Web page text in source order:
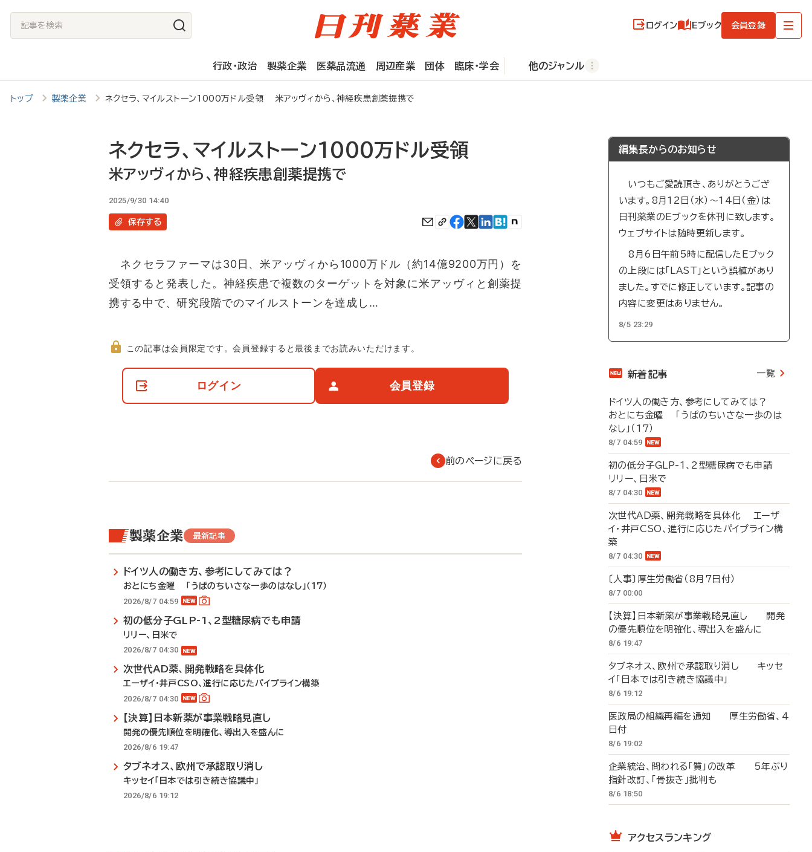
記
事
検
索
ログイン Eブック 会員登録
行政・政治 製薬企業 医薬品流通 周辺産業 団体 臨床・学会 他のジャンル
トップ 製薬企業 ネクセラ、マイルストーン1000万ドル受領 米アッヴィから、神経疾患創薬提携で
ネクセラ、マイルストーン1000万ドル受領
米アッヴィから、神経疾患創薬提携で
2025/9/30 14:40
保存する
ネクセラファーマは30日、米アッヴィから1000万ドル（約14億9200万円）を
受領すると発表した。神経疾患で複数のターゲットを対象に米アッヴィと創薬提
携する中で、研究段階でのマイルストーンを達成し…
て
この記事は会員限定です。会員登録すると最後までお読みいただけます。
ログイン 会員登録
前のページに戻る
製薬企業 最新記事
ドイツ人の働き方、参考にしてみては？
おとにち金曜 「うぱのちいさな一歩のはなし」（17）
2026/8/7 04:59
初の低分子GLP-1、2型糖尿病でも申請
リリー、日米で
2026/8/7 04:30
次世代AD薬、開発戦略を具体化
エーザイ・井戸CSO、進行に応じたパイプライン構築
2026/8/7 04:30
【決算】日本新薬が事業戦略見直し
開発の優先順位を明確化、導出入を盛んに
2026/8/6 19:47
タブネオス、欧州で承認取り消し
キッセイ「日本では引き続き協議中」
2026/8/6 19:12
編集長からのお知らせ
いつもご愛読頂き、ありがとうござ
います。8月12日（水）～14日（金）は
日刊薬業のEブックを休刊に致します。
ウェブサイトは随時更新します。
8月6日午前5時に配信したEブック
の上段には「LAST」という誤植があり
ました。すでに修正しています。記事の
内容に変更はありません。
8/5 23:29
新着記事 一覧
ドイツ人の働き方、参考にしてみては？
おとにち金曜 「うぱのちいさな一歩のは
なし」（17）
8/7 04:59
初の低分子GLP-1、2型糖尿病でも申請
リリー、日米で
8/7 04:30
次世代AD薬、開発戦略を具体化 エーザ
イ・井戸CSO、進行に応じたパイプライン構
築
8/7 04:30
〔人事〕厚生労働省（8月7日付）
8/7 00:00
【決算】日本新薬が事業戦略見直し 開発
の優先順位を明確化、導出入を盛んに
8/6 19:47
タブネオス、欧州で承認取り消し キッセ
イ「日本では引き続き協議中」
8/6 19:12
医政局の組織再編を通知 厚生労働省、4
日付
8/6 19:02
企業統治、問われる「質」の改革 5年ぶり
指針改訂、「骨抜き」批判も
8/6 18:50
アクセスランキング